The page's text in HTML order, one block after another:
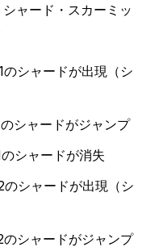
ャード・スカーミッ
シャードが出現（シ
シャードがジャンプ
シャードが消失
シャードが出現（シ
シャードがジャンプ